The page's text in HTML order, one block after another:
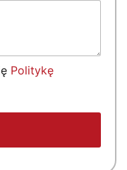
Politykę